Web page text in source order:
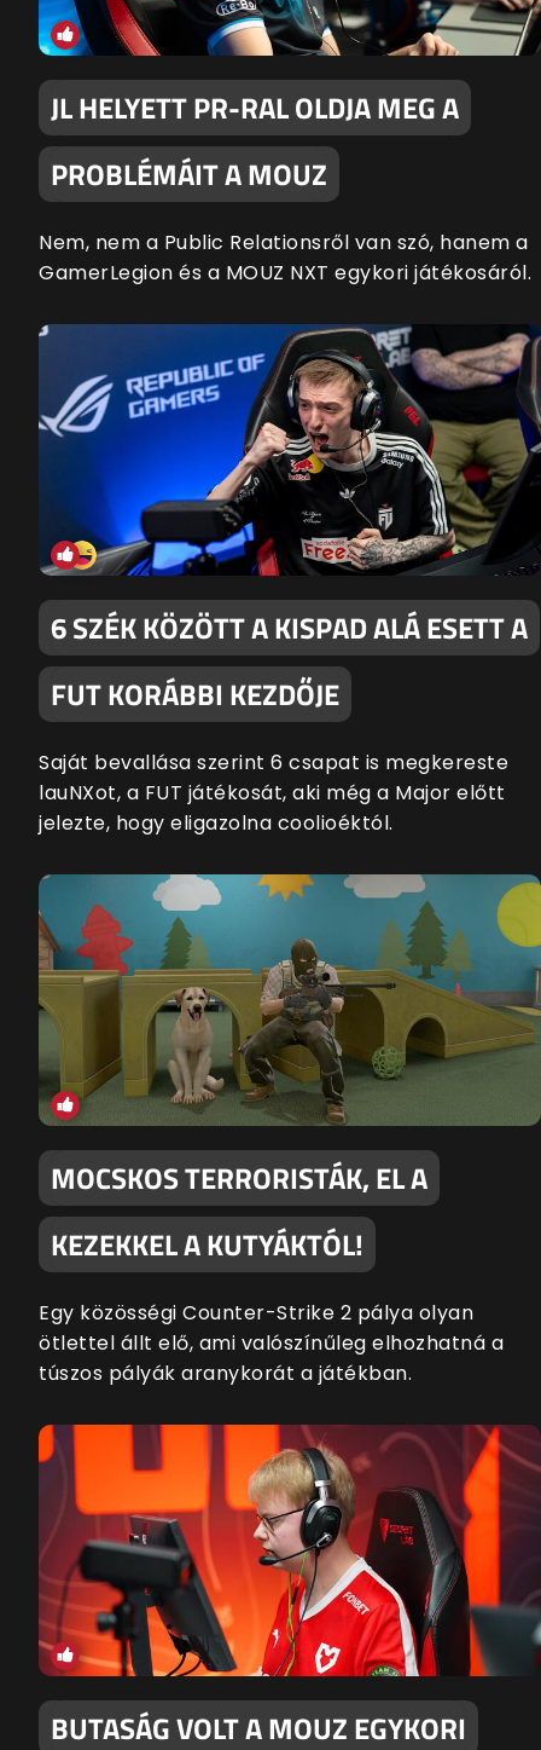
JL HELYETT PR-RAL OLDJA MEG A
PROBLÉMÁIT A MOUZ
Nem, nem a Public Relationsről van szó, hanem a
GamerLegion és a MOUZ NXT egykori játékosáról.
6 SZÉK KÖZÖTT A KISPAD ALÁ ESETT A
FUT KORÁBBI KEZDŐJE
Saját bevallása szerint 6 csapat is megkereste
lauNXot, a FUT játékosát, aki még a Major előtt
jelezte, hogy eligazolna coolioéktól.
MOCSKOS TERRORISTÁK, EL A
KEZEKKEL A KUTYÁKTÓL!
Egy közösségi Counter-Strike 2 pálya olyan
ötlettel állt elő, ami valószínűleg elhozhatná a
túszos pályák aranykorát a játékban.
BUTASÁG VOLT A MOUZ EGYKORI